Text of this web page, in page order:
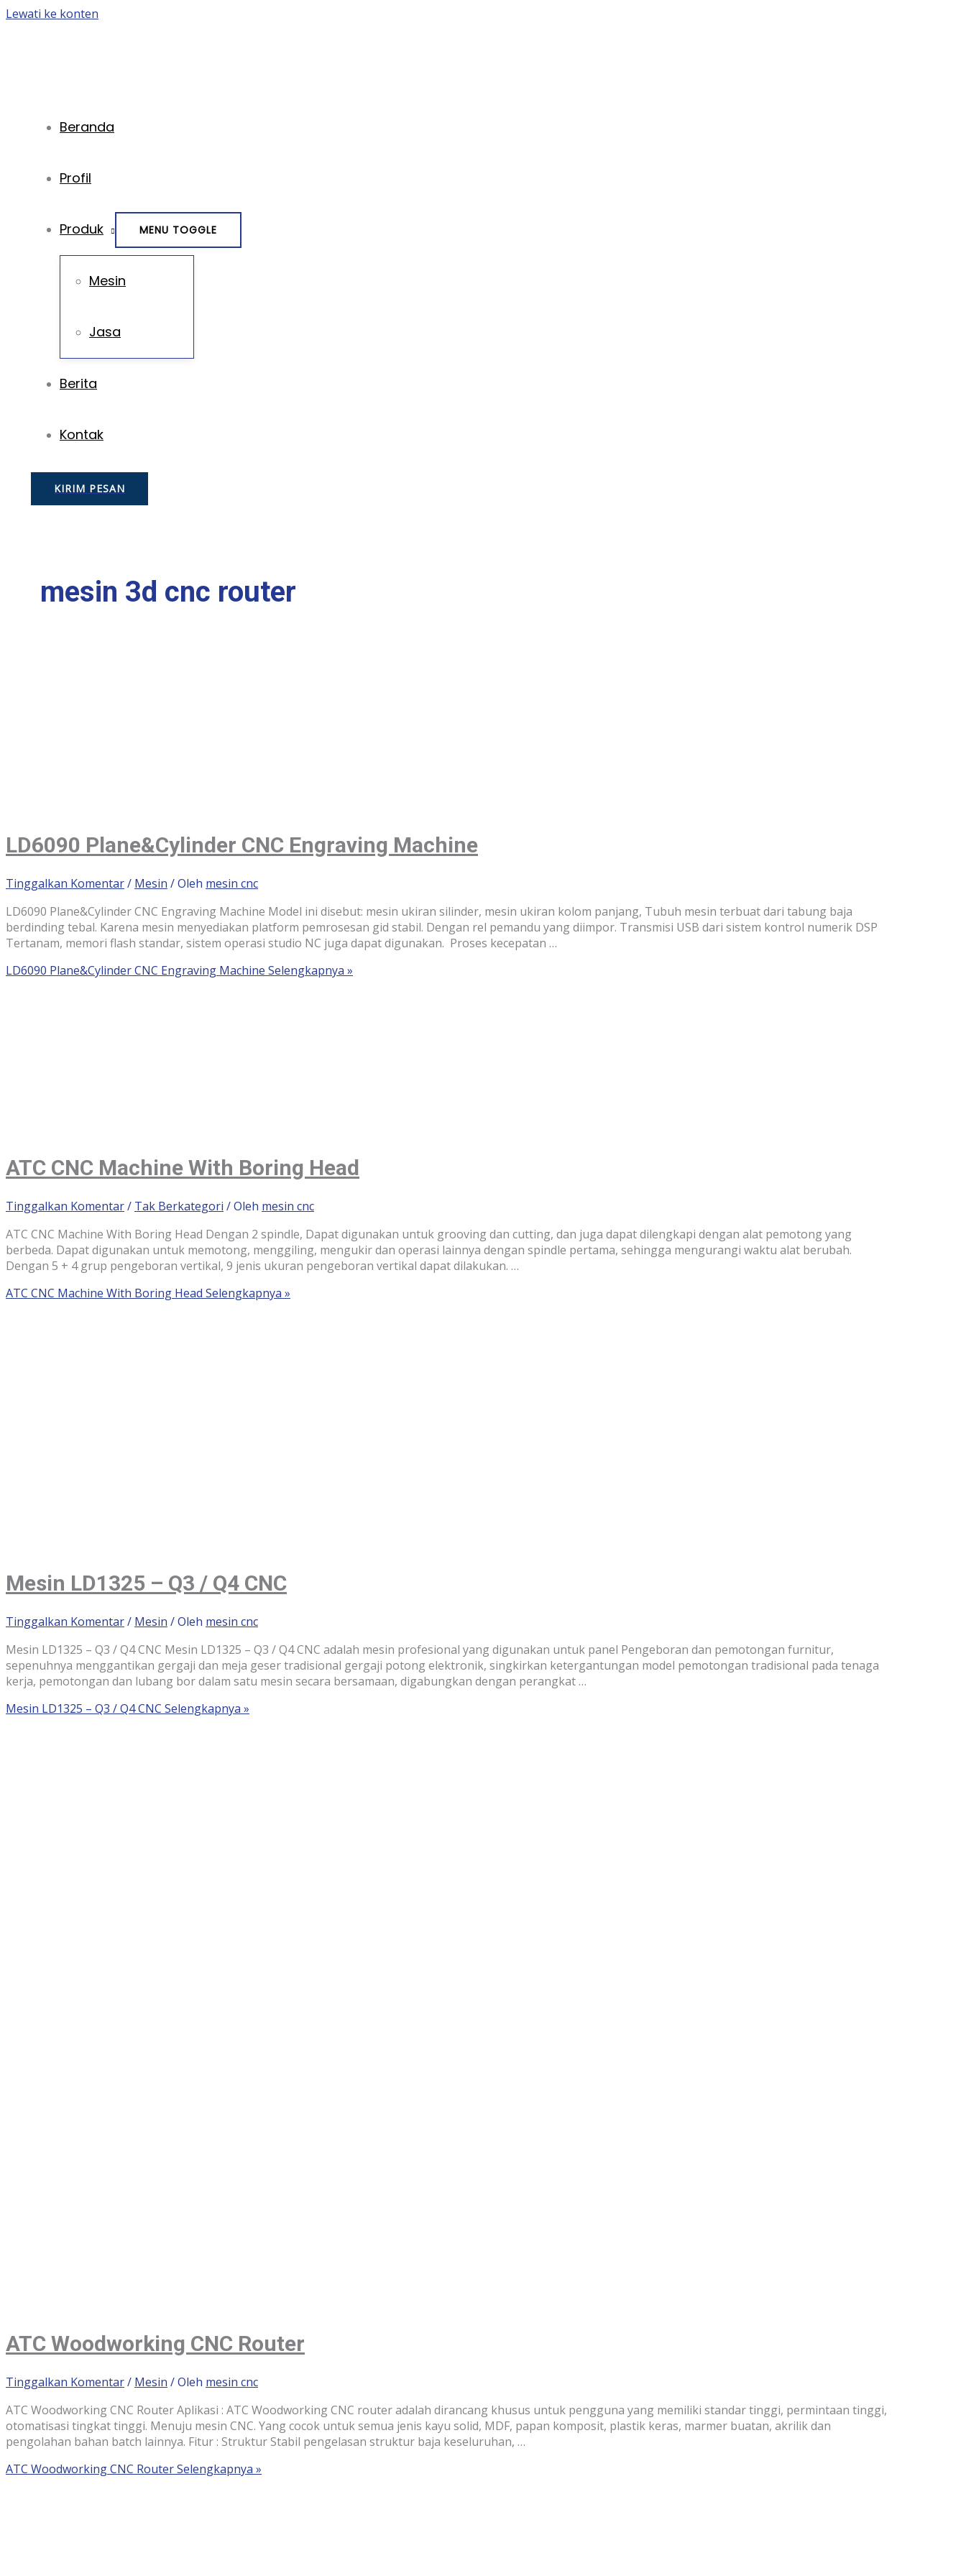
Lewati ke konten
Beranda
Profil
Produk MENU TOGGLE
Mesin
Jasa
Berita
Kontak
KIRIM PESAN
mesin 3d cnc router
LD6090 Plane&Cylinder CNC Engraving Machine
Tinggalkan Komentar/ Mesin / Oleh mesin cnc
LD6090 Plane&Cylinder CNC Engraving Machine Model ini disebut: mesin ukiran silinder, mesin ukiran kolom panjang, Tubuh mesin terbuat dari tabung baja
berdinding tebal. Karena mesin menyediakan platform pemrosesan gid stabil. Dengan rel pemandu yang diimpor. Transmisi USB dari sistem kontrol numerik DSP
Tertanam, memori flash standar, sistem operasi studio NC juga dapat digunakan. Proses kecepatan …
LD6090 Plane&Cylinder CNC Engraving Machine Selengkapnya »
ATC CNC Machine With Boring Head
Tinggalkan Komentar/ Tak Berkategori / Oleh mesin cnc
ATC CNC Machine With Boring Head Dengan 2 spindle, Dapat digunakan untuk grooving dan cutting, dan juga dapat dilengkapi dengan alat pemotong yang
berbeda. Dapat digunakan untuk memotong, menggiling, mengukir dan operasi lainnya dengan spindle pertama, sehingga mengurangi waktu alat berubah.
Dengan 5 + 4 grup pengeboran vertikal, 9 jenis ukuran pengeboran vertikal dapat dilakukan. …
ATC CNC Machine With Boring Head Selengkapnya »
Mesin LD1325 – Q3 / Q4 CNC
Tinggalkan Komentar/ Mesin / Oleh mesin cnc
Mesin LD1325 – Q3 / Q4 CNC Mesin LD1325 – Q3 / Q4 CNC adalah mesin profesional yang digunakan untuk panel Pengeboran dan pemotongan furnitur,
sepenuhnya menggantikan gergaji dan meja geser tradisional gergaji potong elektronik, singkirkan ketergantungan model pemotongan tradisional pada tenaga
kerja, pemotongan dan lubang bor dalam satu mesin secara bersamaan, digabungkan dengan perangkat …
Mesin LD1325 – Q3 / Q4 CNC Selengkapnya »
ATC Woodworking CNC Router
Tinggalkan Komentar/ Mesin / Oleh mesin cnc
ATC Woodworking CNC Router Aplikasi : ATC Woodworking CNC router adalah dirancang khusus untuk pengguna yang memiliki standar tinggi, permintaan tinggi,
otomatisasi tingkat tinggi. Menuju mesin CNC. Yang cocok untuk semua jenis kayu solid, MDF, papan komposit, plastik keras, marmer buatan, akrilik dan
pengolahan bahan batch lainnya. Fitur : Struktur Stabil pengelasan struktur baja keseluruhan, …
ATC Woodworking CNC RouterSelengkapnya »